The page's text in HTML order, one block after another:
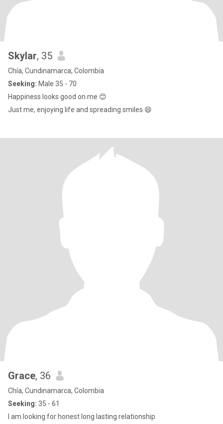
Skylar, 35
Chía, Cundinamarca, Colombia
Seeking: Male 35 - 70
Happiness looks good on me 😊
Just me, enjoying life and spreading smiles 😄
Grace, 36
Chía, Cundinamarca, Colombia
Seeking: 35 - 61
I am looking for honest long lasting relationship